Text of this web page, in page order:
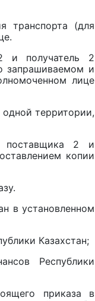
транспорта (для
и получатель 2
запрашиваемом и
лице
территории,
поставщика 2 и
копии
в установленном
Казахстан;
Республики
приказа в